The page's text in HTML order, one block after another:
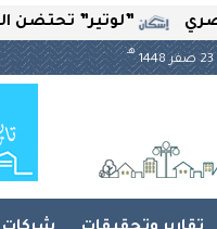
”لوتير” تحتضن العالم..
23 صفر 1448
هـ